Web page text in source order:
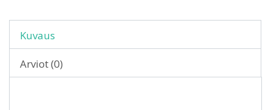
Kuvaus
Arviot (0)